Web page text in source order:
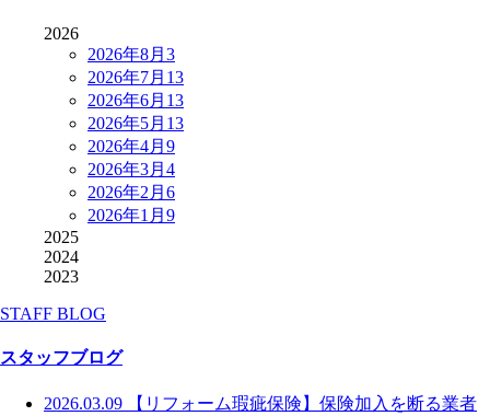
2026
2026年8月 3
2026年7月 13
2026年6月 13
2026年5月 13
2026年4月 9
2026年3月 4
2026年2月 6
2026年1月 9
2025
2024
2023
STAFF BLOG
スタッフブログ
2026.03.09
【リフォーム瑕疵保険】保険加入を断る業者